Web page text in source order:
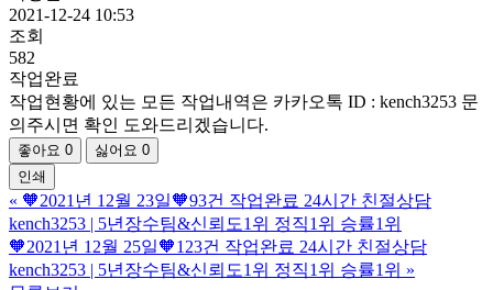
2021-12-24 10:53
조회
582
작업완료
작업현황에 있는 모든 작업내역은 카카오톡 ID : kench3253 문
의주시면 확인 도와드리겠습니다.
좋아요 0 싫어요 0
인쇄
« 🧡2021년 12월 23일🧡93건 작업완료 24시간 친절상담
kench3253 | 5년장수팀&신뢰도1위 정직1위 승률1위
🧡2021년 12월 25일🧡123건 작업완료 24시간 친절상담
kench3253 | 5년장수팀&신뢰도1위 정직1위 승률1위 »